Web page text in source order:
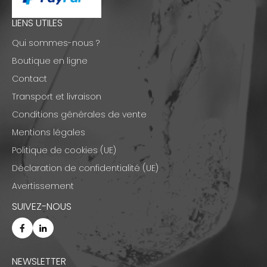
LIENS UTILES
Qui sommes-nous ?
Boutique en ligne
Contact
Transport et livraison
Conditions générales de vente
Mentions légales
Politique de cookies (UE)
Déclaration de confidentialité (UE)
Avertissement
SUIVEZ-NOUS
NEWSLETTER